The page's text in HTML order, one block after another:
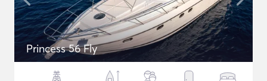
Princess 56 Fly